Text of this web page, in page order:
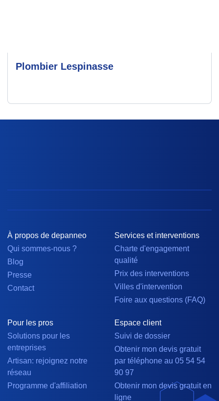
Plombier Lespinasse
À propos de depanneo
Qui sommes-nous ?
Blog
Presse
Contact
Services et interventions
Charte d'engagement
qualité
Prix des interventions
Villes d'intervention
Foire aux questions (FAQ)
Pour les pros
Solutions pour les
entreprises
Artisan: rejoignez notre
réseau
Programme d'affiliation
Espace client
Suivi de dossier
Obtenir mon devis gratuit
par téléphone au 05 54 54
90 97
Obtenir mon devis gratuit en
ligne